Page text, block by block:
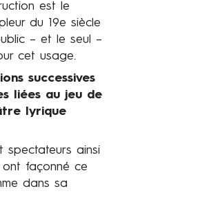
est le
du 19e siècle
– et le seul –
cet usage.
successives
liées au jeu de
lyrique
spectateurs ainsi
façonné ce
dans sa